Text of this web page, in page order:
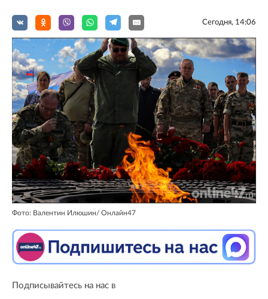
Сегодня, 14:06
Фото: Валентин Илюшин/ Oнлайн47
Подписывайтесь на нас в